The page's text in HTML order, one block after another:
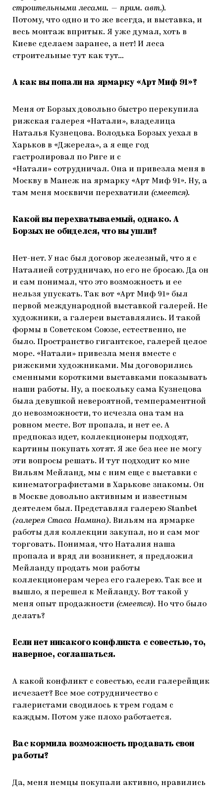
строительными лесами. — прим. авт.).
Потому, что одно и то же всегда, и выставка, и
весь монтаж впритык. Я уже думал, хоть в
Киеве сделаем заранее, а нет! И леса
строительные тут как тут…
А как вы попали на ярмарку «Арт Миф 91»?
Меня от Борзых довольно быстро перекупила
рижская галерея «Натали», владелица
Наталья Кузнецова. Володька Борзых уехал в
Харьков в «Джерела», а я еще год
гастролировал по Риге и с
«Натали» сотрудничал. Она и привезла меня в
Москву в Манеж на ярмарку «Арт Миф 91». Ну, а
там меня москвичи перехватили (смеется).
Какой вы перехватываемый, однако. А
Борзых не обиделся, что вы ушли?
Нет-нет. У нас был договор железный, что я с
Наталией сотрудничаю, но его не бросаю. Да он
и сам понимал, что это возможность и ее
нельзя упускать. Так вот «Арт Миф 91» был
первой международной выставкой галерей. Не
художники, а галереи выставлялись. И такой
формы в Советском Союзе, естественно, не
было. Пространство гигантское, галерей целое
море. «Натали» привезла меня вместе с
рижскими художниками. Мы договорились
сменными короткими выставками показывать
наши работы. Ну, а поскольку сама Кузнецова
была девушкой невероятной, темпераментной
до невозможности, то исчезла она там на
ровном месте. Вот пропала, и нет ее. А
предпоказ идет, коллекционеры подходят,
картины покупать хотят. Я же без нее не могу
эти вопросы решать. И тут подходит ко мне
Вильям Мейланд, мы с ним еще с выставки с
кинематографистами в Харькове знакомы. Он
в Москве довольно активным и известным
деятелем был. Представлял галерею Stanbet
(галерея Стаса Намина). Вильям на ярмарке
работы для коллекции закупал, но и сам мог
торговать. Понимая, что Наталия наша
пропала и вряд ли возникнет, я предложил
Мейланду продать мои работы
коллекционерам через его галерею. Так все и
вышло, я перешел к Мейланду. Вот такой у
меня опыт продажности (смеется). Но что было
делать?
Если нет никакого конфликта с совестью, то,
наверное, соглашаться.
А какой конфликт с совестью, если галерейщик
исчезает? Все мое сотрудничество с
галеристами сводилось к трем годам с
каждым. Потом уже плохо работается.
Вас кормила возможность продавать свои
работы?
Да, меня немцы покупали активно, нравились